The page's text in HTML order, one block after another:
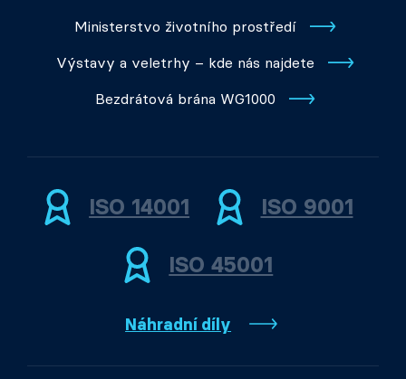
Ministerstvo životního prostředí
Výstavy a veletrhy – kde nás najdete
Bezdrátová brána WG1000
ISO 14001 ISO 9001
ISO 45001
Náhradní díly